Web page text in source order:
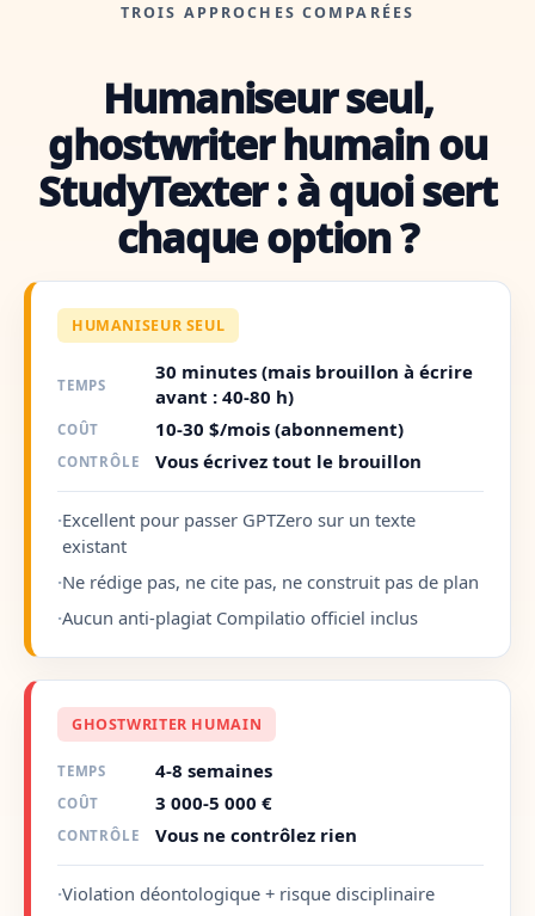
TROIS APPROCHES COMPARÉES
Humaniseur seul,
ghostwriter humain ou
StudyTexter : à quoi sert
chaque option ?
HUMANISEUR SEUL
TEMPS
30 minutes (mais brouillon à écrire
avant : 40-80 h)
COÛT 10-30 $/mois (abonnement)
CONTRÔLE Vous écrivez tout le brouillon
·Excellent pour passer GPTZero sur un texte
existant
·Ne rédige pas, ne cite pas, ne construit pas de plan
·Aucun anti-plagiat Compilatio officiel inclus
GHOSTWRITER HUMAIN
TEMPS 4-8 semaines
COÛT 3 000-5 000 €
CONTRÔLE Vous ne contrôlez rien
·Violation déontologique + risque disciplinaire